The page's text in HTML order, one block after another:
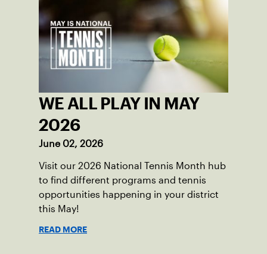
WE ALL PLAY IN MAY
2026
June 02, 2026
Visit our 2026 National Tennis Month hub
to find different programs and tennis
opportunities happening in your district
this May!
READ MORE